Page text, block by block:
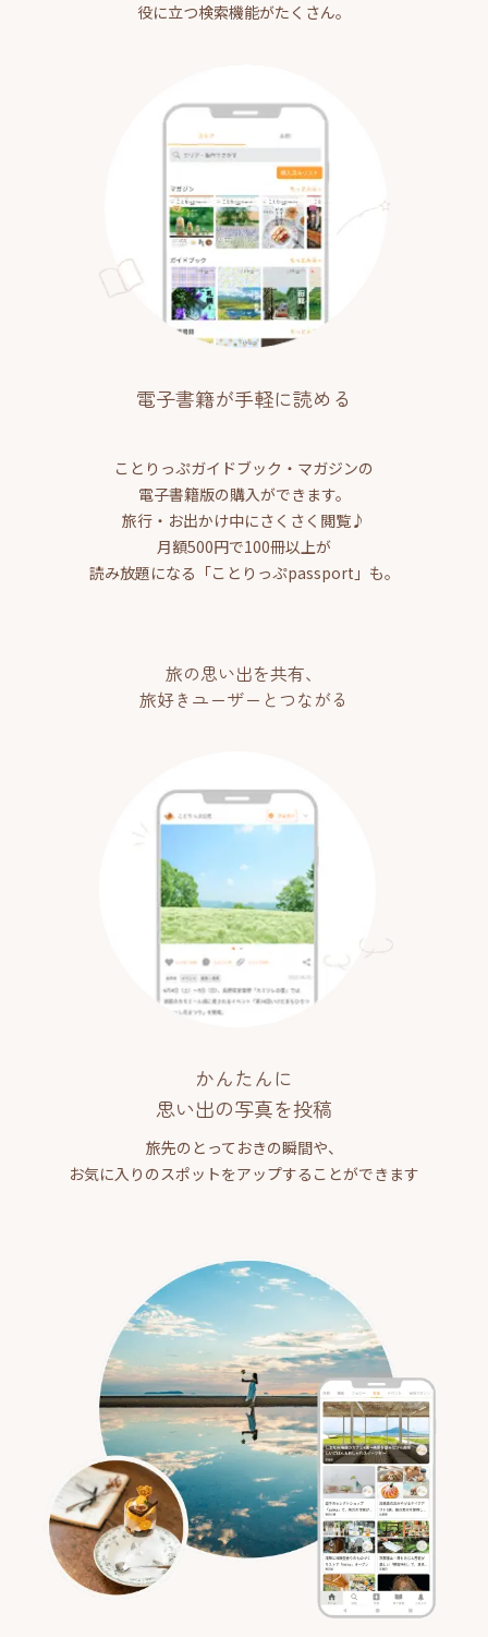
役に立つ検索機能がたくさん。
電子書籍が手軽に読める
ことりっぷガイドブック・マガジンの
電子書籍版の購入ができます。
旅行・お出かけ中にさくさく閲覧♪
月額500円で100冊以上が
読み放題になる「ことりっぷpassport」も。
旅の思い出を共有、
旅好きユーザーとつながる
かんたんに
思い出の写真を投稿
旅先のとっておきの瞬間や、
お気に入りのスポットをアップすることができます